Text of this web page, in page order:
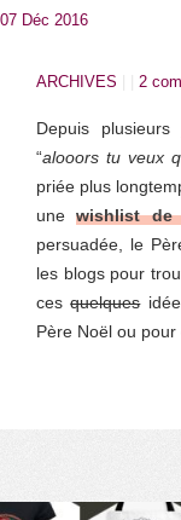
07 Déc 2016
ARCHIVES 2
Depuis
“alooors tu veux
priée plus
unewishlist de
persuadée, le
les blogs pour
cesquelques
Père Noël ou